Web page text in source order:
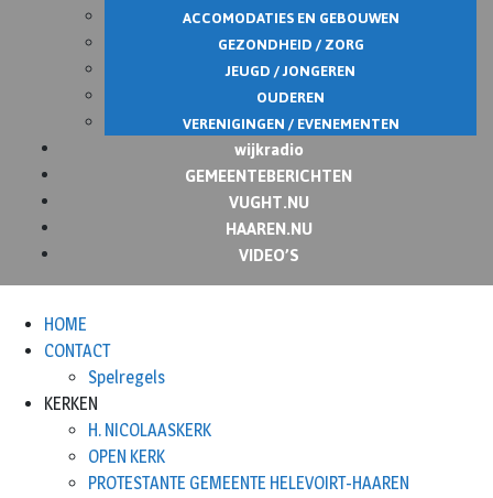
ACCOMODATIES EN GEBOUWEN
GEZONDHEID / ZORG
JEUGD / JONGEREN
OUDEREN
VERENIGINGEN / EVENEMENTEN
wijkradio
GEMEENTEBERICHTEN
VUGHT.NU
HAAREN.NU
VIDEO’S
HOME
CONTACT
Spelregels
KERKEN
H. NICOLAASKERK
OPEN KERK
PROTESTANTE GEMEENTE HELEVOIRT-HAAREN